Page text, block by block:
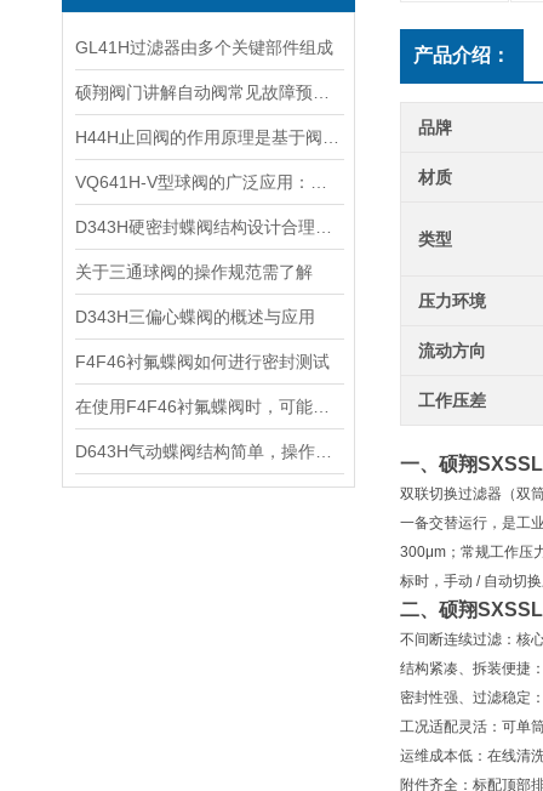
GL41H过滤器由多个关键部件组成
关于三通球阀的操作规范需了解
D343H三偏心蝶阀的概述与应用
F4F46衬氟蝶阀如何进行密封测试
产品介绍：
品牌
材质
类型
压力环境
流动方向
工作压差
一、硕翔
双联切换过滤器（双
一备交替运行 ，是工
300μm ；常规工作
标时，手动 / 自动切
二、硕翔
不间断连续过滤 ：核
结构紧凑、拆装便捷
密封性强、过滤稳定
工况适配灵活 ：可单
运维成本低 ：在线清
附件齐全 ：标配顶部